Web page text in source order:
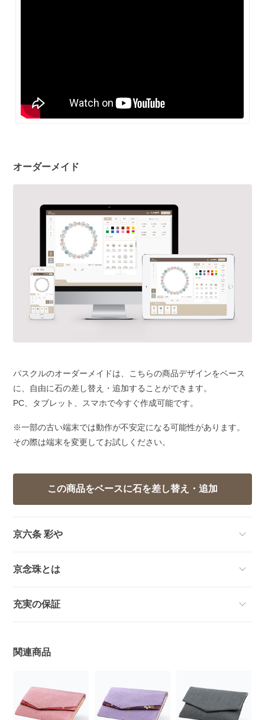
オーダーメイド
パスクルのオーダーメイドは、こちらの商品デザインをベース
に、自由に石の差し替え・追加することができます。
PC、タブレット、スマホで今すぐ作成可能です。
※一部の古い端末では動作が不安定になる可能性があります。
その際は端末を変更してお試しください。
京六条 彩や
京念珠とは
充実の保証
関連商品